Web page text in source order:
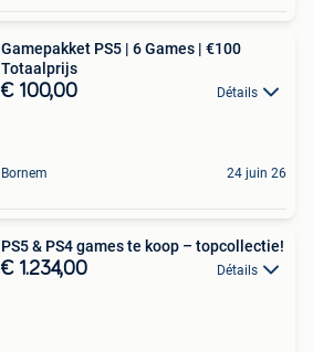
Gamepakket PS5 | 6 Games | €100
Totaalprijs
€ 100,00 Détails
Bornem 24 juin 26
PS5 & PS4 games te koop – topcollectie!
€ 1.234,00 Détails